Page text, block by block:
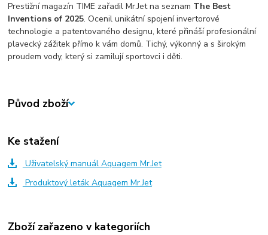
Prestižní magazín TIME zařadil Mr.Jet na seznam The Best
Inventions of 2025. Ocenil unikátní spojení invertorové
technologie a patentovaného designu, které přináší profesionální
plavecký zážitek přímo k vám domů. Tichý, výkonný a s širokým
proudem vody, který si zamilují sportovci i děti.
Původ zboží
Ke stažení
Uživatelský manuál Aquagem Mr.Jet
Produktový leták Aquagem Mr.Jet
Zboží zařazeno v kategoriích